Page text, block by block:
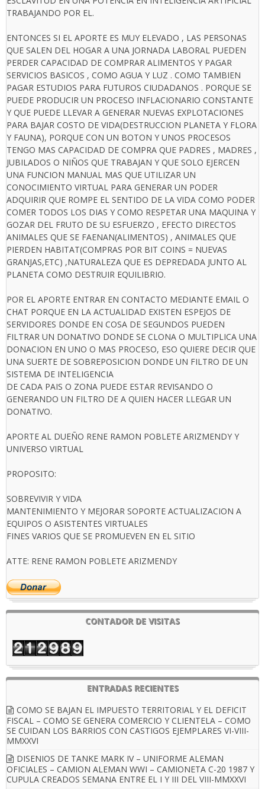
TRABAJANDO POR EL.
ENTONCES SI EL APORTE ES MUY ELEVADO , LAS PERSONAS
QUE SALEN DEL HOGAR A UNA JORNADA LABORAL PUEDEN
PERDER CAPACIDAD DE COMPRAR ALIMENTOS Y PAGAR
SERVICIOS BASICOS , COMO AGUA Y LUZ . COMO TAMBIEN
PAGAR ESTUDIOS PARA FUTUROS CIUDADANOS . PORQUE SE
PUEDE PRODUCIR UN PROCESO INFLACIONARIO CONSTANTE
Y QUE PUEDE LLEVAR A GENERAR NUEVAS EXPLOTACIONES
PARA BAJAR COSTO DE VIDA(DESTRUCCION PLANETA Y FLORA
Y FAUNA), PORQUE CON UN BOTON Y UNOS PROCESOS
TENGO MAS CAPACIDAD DE COMPRA QUE PADRES , MADRES ,
JUBILADOS O NIÑOS QUE TRABAJAN Y QUE SOLO EJERCEN
UNA FUNCION MANUAL MAS QUE UTILIZAR UN
CONOCIMIENTO VIRTUAL PARA GENERAR UN PODER
ADQUIRIR QUE ROMPE EL SENTIDO DE LA VIDA COMO PODER
COMER TODOS LOS DIAS Y COMO RESPETAR UNA MAQUINA Y
GOZAR DEL FRUTO DE SU ESFUERZO , EFECTO DIRECTOS
ANIMALES QUE SE FAENAN(ALIMENTOS) , ANIMALES QUE
PIERDEN HABITAT(COMPRAS POR BIT COINS = NUEVAS
GRANJAS,ETC) ,NATURALEZA QUE ES DEPREDADA JUNTO AL
PLANETA COMO DESTRUIR EQUILIBRIO.
POR EL APORTE ENTRAR EN CONTACTO MEDIANTE EMAIL O
CHAT PORQUE EN LA ACTUALIDAD EXISTEN ESPEJOS DE
SERVIDORES DONDE EN COSA DE SEGUNDOS PUEDEN
FILTRAR UN DONATIVO DONDE SE CLONA O MULTIPLICA UNA
DONACION EN UNO O MAS PROCESO, ESO QUIERE DECIR QUE
UNA SUERTE DE SOBREPOSICION DONDE UN FILTRO DE UN
SISTEMA DE INTELIGENCIA
DE CADA PAIS O ZONA PUEDE ESTAR REVISANDO O
GENERANDO UN FILTRO DE A QUIEN HACER LLEGAR UN
DONATIVO.
APORTE AL DUEÑO RENE RAMON POBLETE ARIZMENDY Y
UNIVERSO VIRTUAL
PROPOSITO:
SOBREVIVIR Y VIDA
MANTENIMIENTO Y MEJORAR SOPORTE ACTUALIZACION A
EQUIPOS O ASISTENTES VIRTUALES
FINES VARIOS QUE SE PROMUEVEN EN EL SITIO
ATTE: RENE RAMON POBLETE ARIZMENDY
CONTADOR DE VISITAS
ENTRADAS RECIENTES
COMO SE BAJAN EL IMPUESTO TERRITORIAL Y EL DEFICIT
FISCAL – COMO SE GENERA COMERCIO Y CLIENTELA – COMO
SE CUIDAN LOS BARRIOS CON CASTIGOS EJEMPLARES VI-VIII-
MMXXVI
DISENIOS DE TANKE MARK IV – UNIFORME ALEMAN
OFICIALES – CAMION ALEMAN WWI – CAMIONETA C-20 1987 Y
CUPULA CREADOS SEMANA ENTRE EL I Y III DEL VIII-MMXXVI